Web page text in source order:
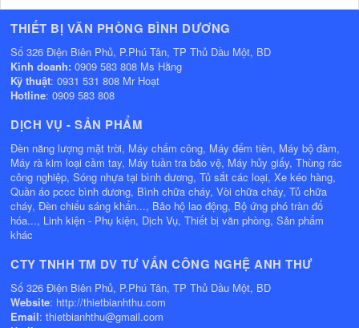
THIẾT BỊ VĂN PHÒNG BÌNH DƯƠNG
Số 326 Điện Biên Phủ, P.Phú Tân, TP Thủ Dầu Một, BD
Kinh doanh: 0909 583 808 Ms Hằng
Kỹ thuật: 0931 531 808 Mr Hoạt
Hotline: 0909 583 808
DỊCH VỤ - SẢN PHẨM
Đèn năng lượng mặt trời, Máy chấm công, Máy đếm tiền, Máy bộ đàm,
Máy rà kim loại cầm tay, Máy tuần tra bảo vệ, Máy hủy giấy, Thùng rác
công nghiệp, Sóng nhựa tại bình dương, Tủ sắt các loại, Xe kéo hàng,
Quần áo pccc bình dương, Bình chữa cháy, Vòi chữa cháy, Tủ chữa
cháy, Đèn chiếu sáng khẩn..., Bảo hộ lao động, Bộ ứng phó tràn đổ
hóa..., Linh kiện - Phụ kiện, Dịch Vụ, Thiết bị văn phòng, Sản phẩm
khác
CTY TNHH TM DV TƯ VẤN CÔNG NGHỆ ANH THƯ
Số 326 Điện Biên Phủ, P.Phú Tân, TP Thủ Dầu Một, BD
Website: http://thietbianhthu.com
Email: thietbianhthu@gmail.com